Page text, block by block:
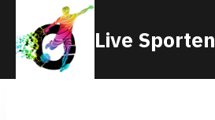
content
Live Sporten